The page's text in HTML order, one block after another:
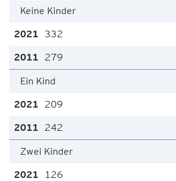
Keine Kinder
332
279
Ein Kind
209
242
Zwei Kinder
126